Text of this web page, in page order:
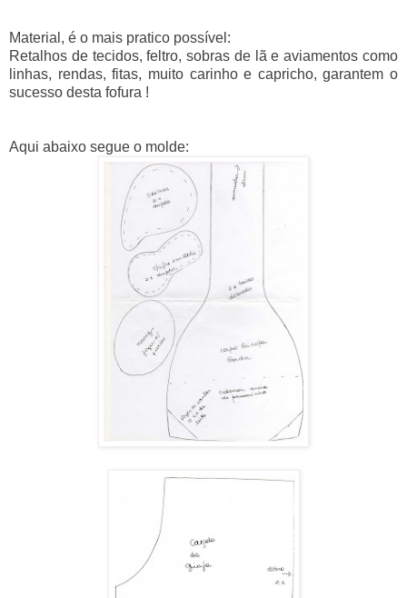
Material, é o mais pratico possível:
Retalhos de tecidos, feltro, sobras de lã e aviamentos como
linhas, rendas, fitas, muito carinho e capricho, garantem o
sucesso desta fofura !
Aqui abaixo segue o molde: